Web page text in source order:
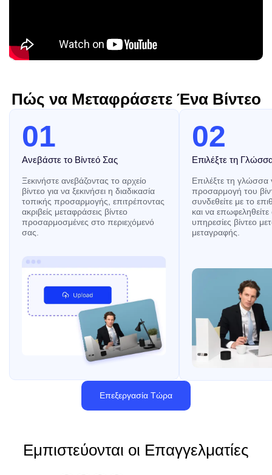
Πώς να Μεταφράσετε Ένα Βίντεο
01
Ανεβάστε το Βίντεό Σας
Ξεκινήστε ανεβάζοντας το αρχείο
βίντεο για να ξεκινήσει η διαδικασία
τοπικής προσαρμογής, επιτρέποντας
ακριβείς μεταφράσεις βίντεο
προσαρμοσμένες στο περιεχόμενό
σας.
02
Επιλέξτε τη
Επιλέξτε τη γλώσσα
προσαρμογή του
συνδεθείτε με το
και να επωφεληθείτε
υπηρεσίες βίντεο
μεταγραφής.
Επεξεργασία Τώρα
Εμπιστεύονται οι Επαγγελματίες